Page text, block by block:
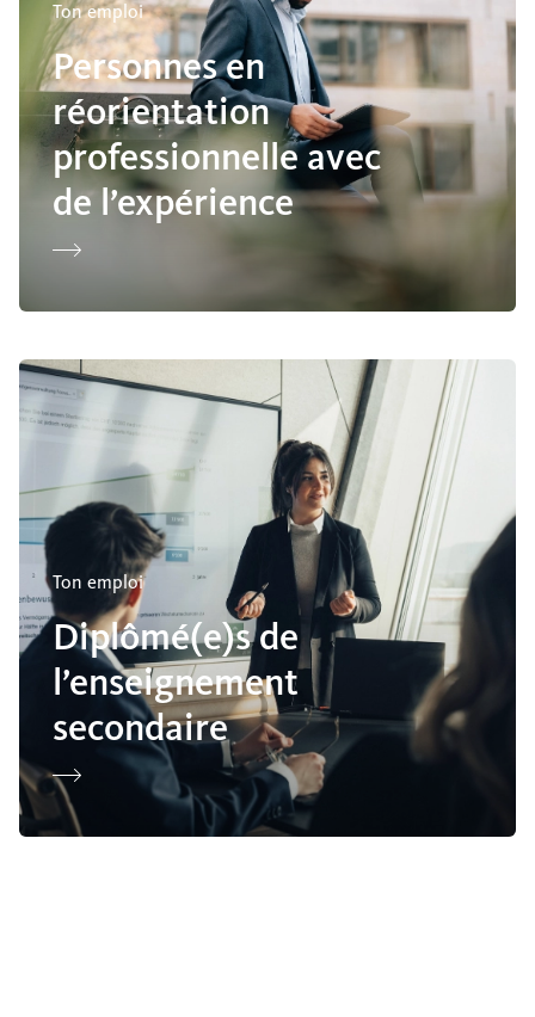
Ton emploi
Personnes en
réorientation
professionnelle avec
de l’expérience
Diplômé(e)s de l’enseignement secondaire
Ton emploi
Diplômé(e)s de
l’enseignement
secondaire